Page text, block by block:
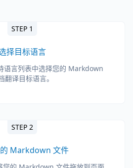
STEP 1
择目标语言
语言列表中选择您的 Markdown
翻译目标语言。
STEP 2
Markdown 文件